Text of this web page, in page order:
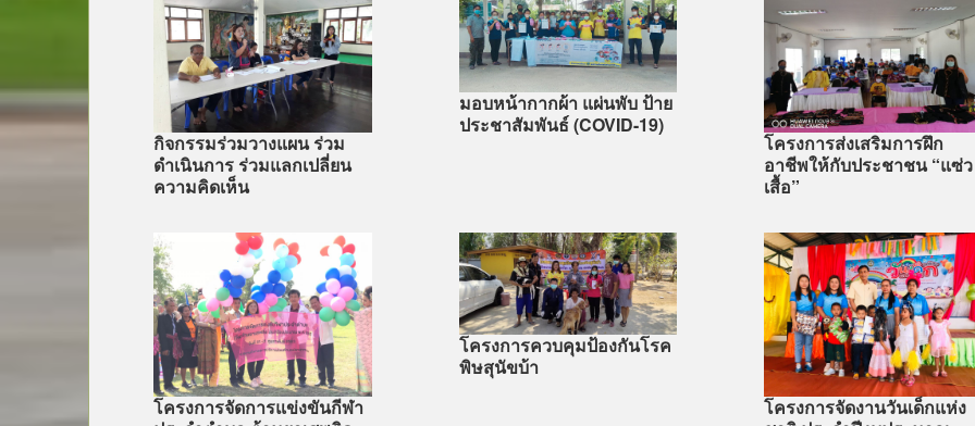
กิจกรรมร่วมวางแผน ร่วม
ดำเนินการ ร่วมแลกเปลี่ยน
ความคิดเห็น
มอบหน้ากากผ้า แผ่นพับ ป้าย
ประชาสัมพันธ์ (COVID-19)
โครงการส่งเสริมการฝึก
อาชีพให้กับประชาชน “แซ่ว
เสื้อ”
โครงการจัดการแข่งขันกีฬา
โครงการควบคุมป้องกันโรค
พิษสุนัขบ้า
โครงการจัดงานวันเด็กแห่ง